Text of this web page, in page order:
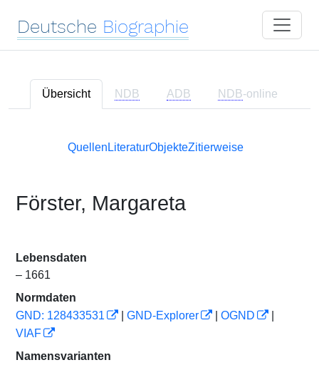
Deutsche Biographie
Übersicht NDB ADB NDB-online
Quellen LiteraturObjekteZitierweise
Förster, Margareta
Lebensdaten
– 1661
Normdaten
GND: 128433531
GND-Explorer OGND
VIAF
Namensvarianten